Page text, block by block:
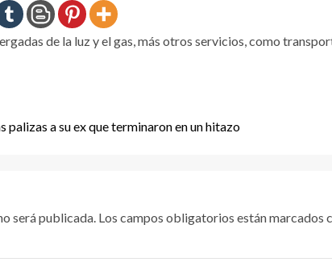
de la luz y el gas, más otros servicios, como
palizas a su ex que terminaron en un hitazo
será publicada. Los campos obligatorios están marcados